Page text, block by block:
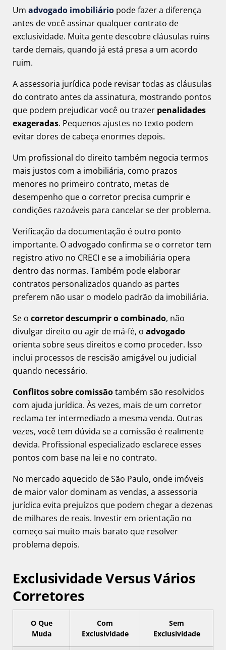
Um advogado imobiliário pode fazer a diferença
antes de você assinar qualquer contrato de
exclusividade. Muita gente descobre cláusulas ruins
tarde demais, quando já está presa a um acordo
ruim.
A assessoria jurídica pode revisar todas as cláusulas
do contrato antes da assinatura, mostrando pontos
que podem prejudicar você ou trazer penalidades
exageradas. Pequenos ajustes no texto podem
evitar dores de cabeça enormes depois.
Um profissional do direito também negocia termos
mais justos com a imobiliária, como prazos
menores no primeiro contrato, metas de
desempenho que o corretor precisa cumprir e
condições razoáveis para cancelar se der problema.
Verificação da documentação é outro ponto
importante. O advogado confirma se o corretor tem
registro ativo no CRECI e se a imobiliária opera
dentro das normas. Também pode elaborar
contratos personalizados quando as partes
preferem não usar o modelo padrão da imobiliária.
Se o corretor descumprir o combinado, não
divulgar direito ou agir de má-fé, o advogado
orienta sobre seus direitos e como proceder. Isso
inclui processos de rescisão amigável ou judicial
quando necessário.
Conflitos sobre comissãotambém são resolvidos
com ajuda jurídica. Às vezes, mais de um corretor
reclama ter intermediado a mesma venda. Outras
vezes, você tem dúvida se a comissão é realmente
devida. Profissional especializado esclarece esses
pontos com base na lei e no contrato.
No mercado aquecido de São Paulo, onde imóveis
de maior valor dominam as vendas, a assessoria
jurídica evita prejuízos que podem chegar a dezenas
de milhares de reais. Investir em orientação no
começo sai muito mais barato que resolver
problema depois.
Exclusividade Versus Vários
Corretores
O Que
Muda
Com
Exclusividade
Sem
Exclusividade